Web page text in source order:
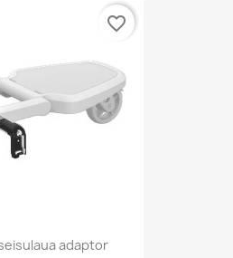
adaptor
favorite_border